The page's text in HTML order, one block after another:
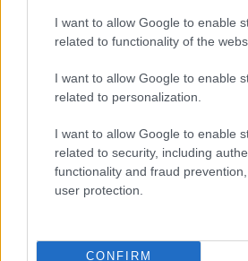
I want to allow Google to enable
related to functionality of the
I want to allow Google to enable
related to personalization.
I want to allow Google to enable
related to security, including
functionality and fraud
user protection.
CONFIRM
keretrendszere
számára.
Alap 418 millió forintos
megvalósult projekt legfőbb
értéke, hogy az elmélet